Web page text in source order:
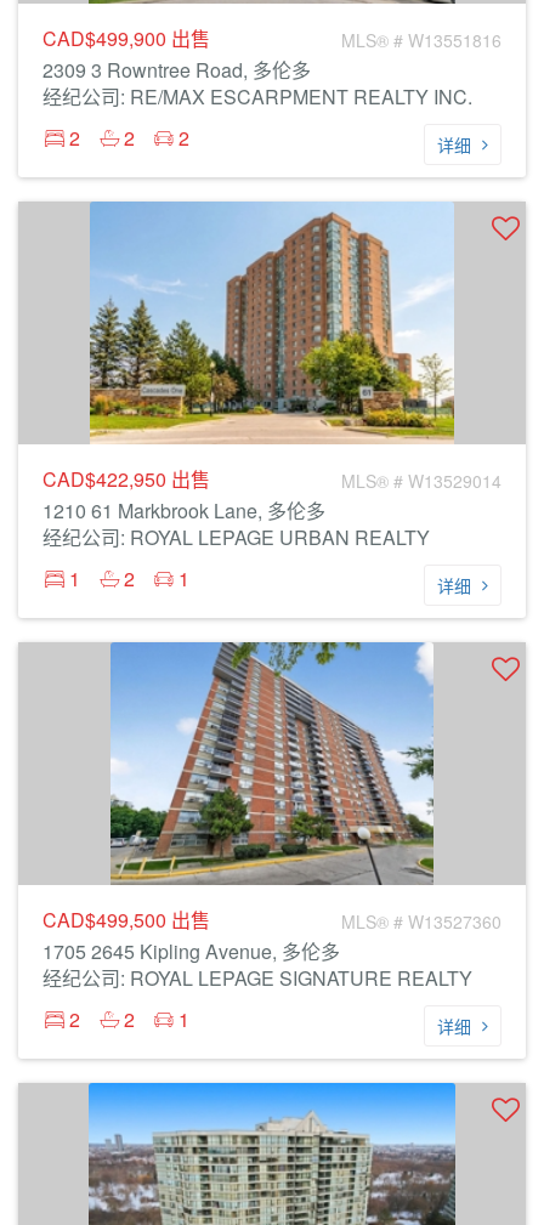
CAD$499,900 出售 MLS® # W13551816
2309 3 Rowntree Road, 多伦多
经纪公司: RE/MAX ESCARPMENT REALTY INC.
2
2 2 详细
CAD$422,950 出售 MLS® # W13529014
1210 61 Markbrook Lane, 多伦多
经纪公司: ROYAL LEPAGE URBAN REALTY
1
2 1 详细
CAD$499,500 出售 MLS® # W13527360
1705 2645 Kipling Avenue, 多伦多
经纪公司: ROYAL LEPAGE SIGNATURE REALTY
2
2 1 详细